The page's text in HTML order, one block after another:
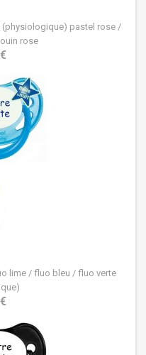
(physiologique) pastel rose /
rose
lime / fluo bleu / fluo verte